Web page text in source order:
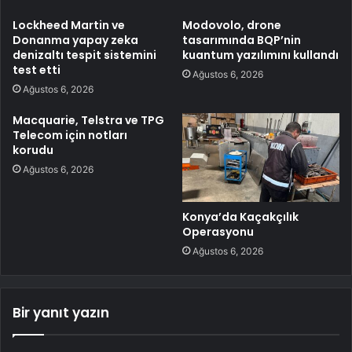
Lockheed Martin ve
Donanma yapay zeka
denizaltı tespit sistemini
test etti
Ağustos 6, 2026
Modovolo, drone
tasarımında BQP’nin
kuantum yazılımını kullandı
Ağustos 6, 2026
Macquarie, Telstra ve TPG
Telecom için notları
korudu
Ağustos 6, 2026
Konya’da Kaçakçılık
Operasyonu
Ağustos 6, 2026
Bir yanıt yazın